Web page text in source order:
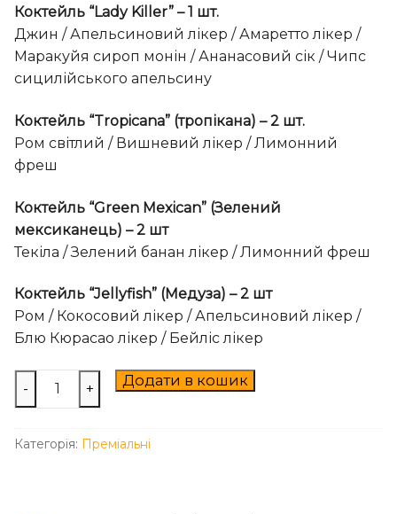
Коктейль “Lady Killer” – 1 шт.
Джин / Апельсиновий лікер / Амаретто лікер /
Маракуйя сироп монін / Ананасовий сік / Чипс
сицилійського апельсину
Коктейль “Tropicana” (тропікана) – 2 шт.
Ром світлий / Вишневий лікер / Лимонний
фреш
Коктейль “Green Mexican” (Зелений
мексиканець) – 2 шт
Текіла / Зелений банан лікер / Лимонний фреш
Коктейль “Jellyfish” (Медуза) – 2 шт
Ром / Кокосовий лікер / Апельсиновий лікер /
Блю Кюрасао лікер / Бейліс лікер
"Преміум"
VIP
- + Додати в кошик
Категорія: Преміальні